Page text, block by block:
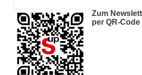
Zum
per QR-Code